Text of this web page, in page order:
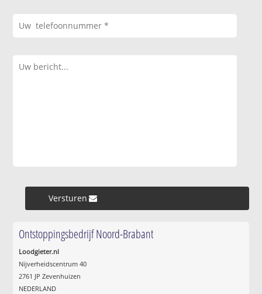
Versturen »
Ontstoppingsbedrijf Noord-Brabant
Loodgieter.nl
Nijverheidscentrum 40
2761 JP Zevenhuizen
NEDERLAND